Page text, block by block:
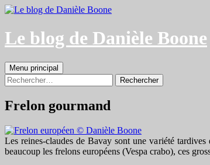
Aller
contenu
Le blog de Danièle Boone
Recherche
Menu principal
Rechercher :
Frelon gourmand
Les reines-claudes de Bavay sont une variété
beaucoup les frelons européens (Vespa crabo), ces